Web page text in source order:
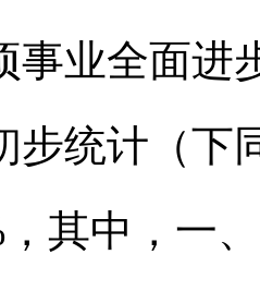
事业全面进
步统计（下
其中，一